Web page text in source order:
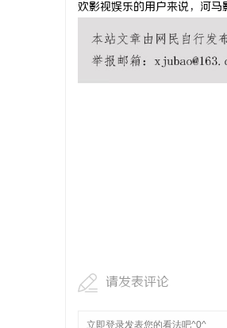
欢影视娱乐的用户来说，河马
请发表评论
温婉灵动，一眼万年！久匠量身